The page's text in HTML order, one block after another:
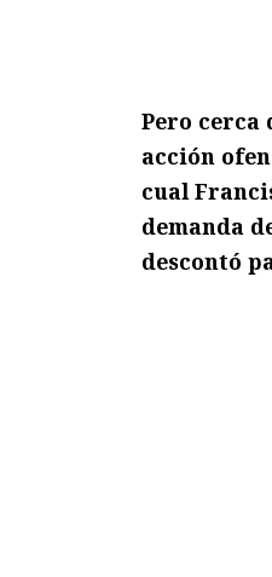
Pero cerca
acción
cual
demanda
descontó